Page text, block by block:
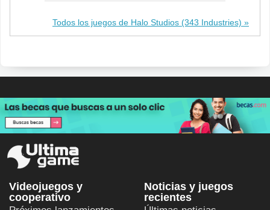
Todos los juegos de Halo Studios (343 Industries)
Videojuegos y
cooperativo
Noticias y juegos
recientes